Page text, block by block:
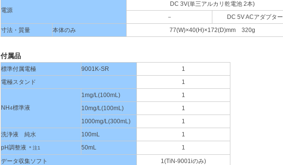
電源
DC 3V(単三アルカリ乾電池 2本)
－
DC 5V ACアダプター
寸法・質量
本体のみ 77(W)×40(H)×172(D)mm 320g
付属品
標準付属電極 9001K-SR
1
電極スタンド
1
NH4標準液
1mg/L(100mL)
1
10mg/L(100mL)
1
1000mg/L(300mL)
1
洗浄液 純水
100mL
1
pH調整液
＊注1 50mL
1
データ収集ソフト
1(TiN-9001iのみ)